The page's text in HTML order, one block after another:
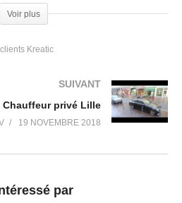
Voir plus
Kreatic
SUIVANT
Chauffeur privé Lille
19 NOVEMBRE 2018
par